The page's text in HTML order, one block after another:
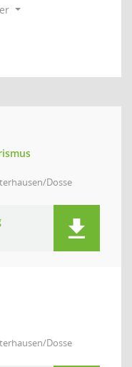
Dosse
Dosse